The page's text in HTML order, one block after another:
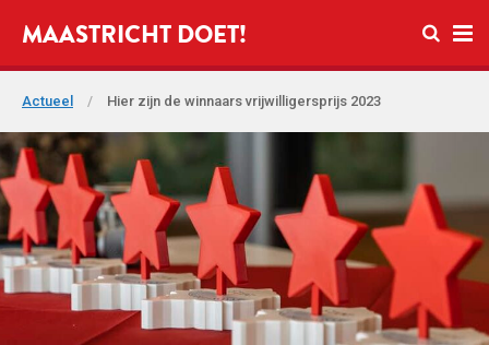
Open
MAASTRICHT DOET!
Actueel / Hier zijn de winnaars vrijwilligersprijs 2023